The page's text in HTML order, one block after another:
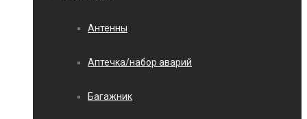
Антенны
Аптечка/набор аварий
Багажник